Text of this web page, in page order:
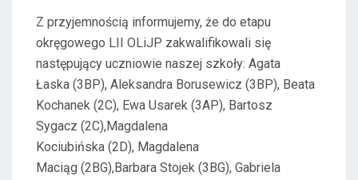
Z przyjemnością informujemy, że do etapu
okręgowego LII OLiJP zakwalifikowali się
następujący uczniowie naszej szkoły: Agata
Łaska (3BP), Aleksandra Borusewicz (3BP), Beata
Kochanek (2C), Ewa Usarek (3AP), Bartosz
Sygacz (2C),Magdalena
Kociubińska (2D), Magdalena
Maciąg (2BG),Barbara Stojek (3BG), Gabriela